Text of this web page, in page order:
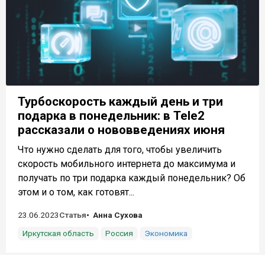
Турбоскорость каждый день и три
подарка в понедельник: в Tele2
рассказали о нововведениях июня
Что нужно сделать для того, чтобы увеличить
скорость мобильного интернета до максимума и
получать по три подарка каждый понедельник? Об
этом и о том, как готовят...
23.06.2023Статья
Анна Сухова
Иркутская область
Россия Экономика